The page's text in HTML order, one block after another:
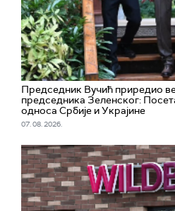
Председник Вучић приредио
председника Зеленског:
односа Србије и Украјине
07. 08. 2026.